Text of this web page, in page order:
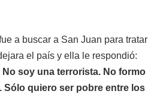
a buscar a San Juan para tratar
el país y ella le respondió:
No soy una terrorista. No formo
Sólo quiero ser pobre entre los